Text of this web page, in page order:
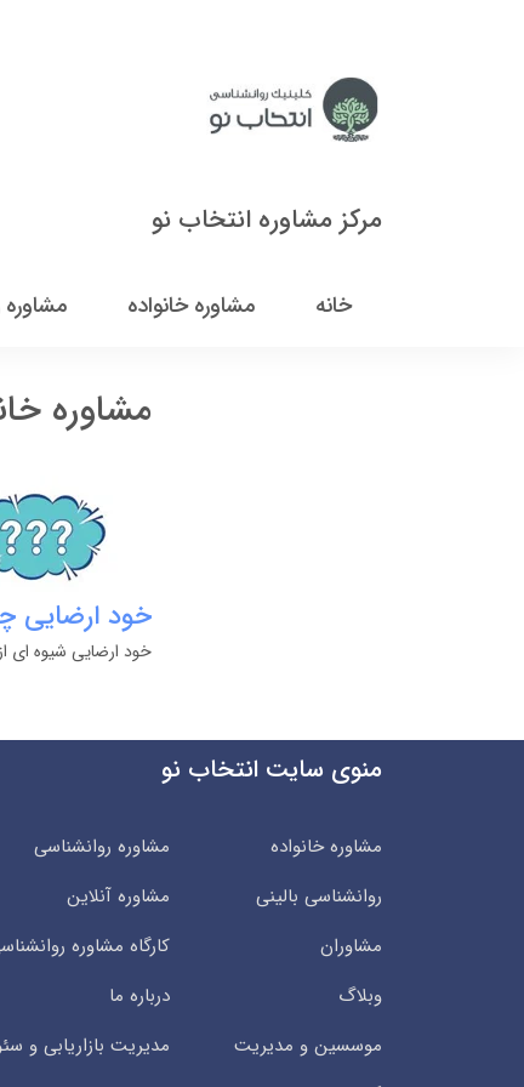
مرکز مشاوره انتخاب نو
خانه مشاوره خانواده
مشاوره
خود ارضایی
خود ارضایی شیوه
منوی سایت انتخاب نو
مشاوره خانواده
مشاوره روانشناسی
روانشناسی بالینی
مشاوره آنلاین
مشاوران
کارگاه مشاوره
وبلاگ
درباره ما
موسسین و مدیریت
مدیریت بازاریابی و